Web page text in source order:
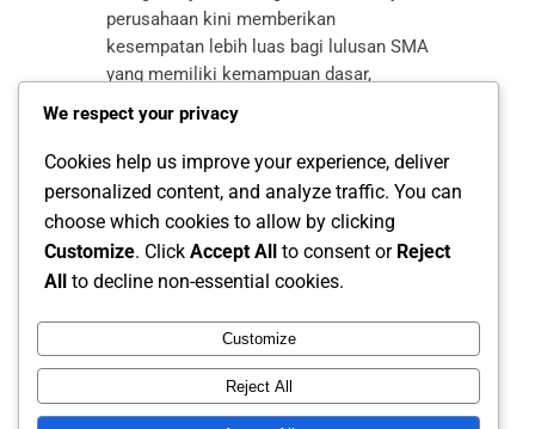
perusahaan kini memberikan
kesempatan lebih luas bagi lulusan SMA
yang memiliki kemampuan dasar,
kemauan belajar, serta sikap kerja yang
baik. Hal ini menunjukkan bahwa
pendidikan SMA tetap memiliki nilai
tinggi dalam dunia kerja, terutama bagi…
We respect your privacy
Cookies help us improve your experience, deliver
personalized content, and analyze traffic. You can
choose which cookies to allow by clicking
Customize. Click Accept All to consent or Reject
All to decline non-essential cookies.
Customize
Reject All